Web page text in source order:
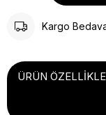
Kargo
ÜRÜN